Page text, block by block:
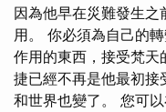
因為他早在災難發生
用。 你必須為自己的
作用的東西，接受梵天
捷已經不再是他最初
和世界也變了。 您可